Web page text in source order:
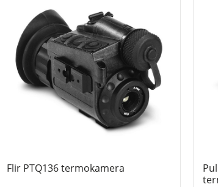
Flir PTQ136 termokamera